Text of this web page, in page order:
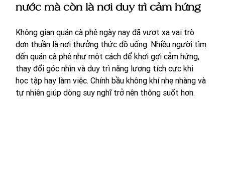
nước mà còn là nơi duy trì cảm hứng
Không gian quán cà phê ngày nay đã vượt xa vai trò
đơn thuần là nơi thưởng thức đồ uống. Nhiều người tìm
đến quán cà phê như một cách để khơi gợi cảm hứng,
thay đổi góc nhìn và duy trì năng lượng tích cực khi
học tập hay làm việc. Chính bầu không khí nhẹ nhàng và
tự nhiên giúp dòng suy nghĩ trở nên thông suốt hơn.